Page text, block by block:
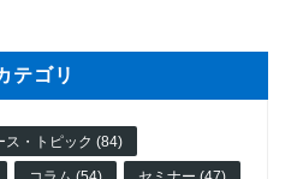
テゴリ
ス・トピック (84)